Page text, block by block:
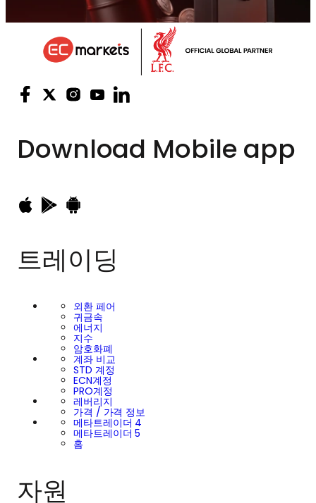
Download Mobile app
트레이딩
외환 페어
귀금속
에너지
지수
암호화폐
계좌 비교
STD 계정
ECN계정
PRO계정
레버리지
가격 / 가격 정보
메타트레이더 4
메타트레이더 5
홈
자원